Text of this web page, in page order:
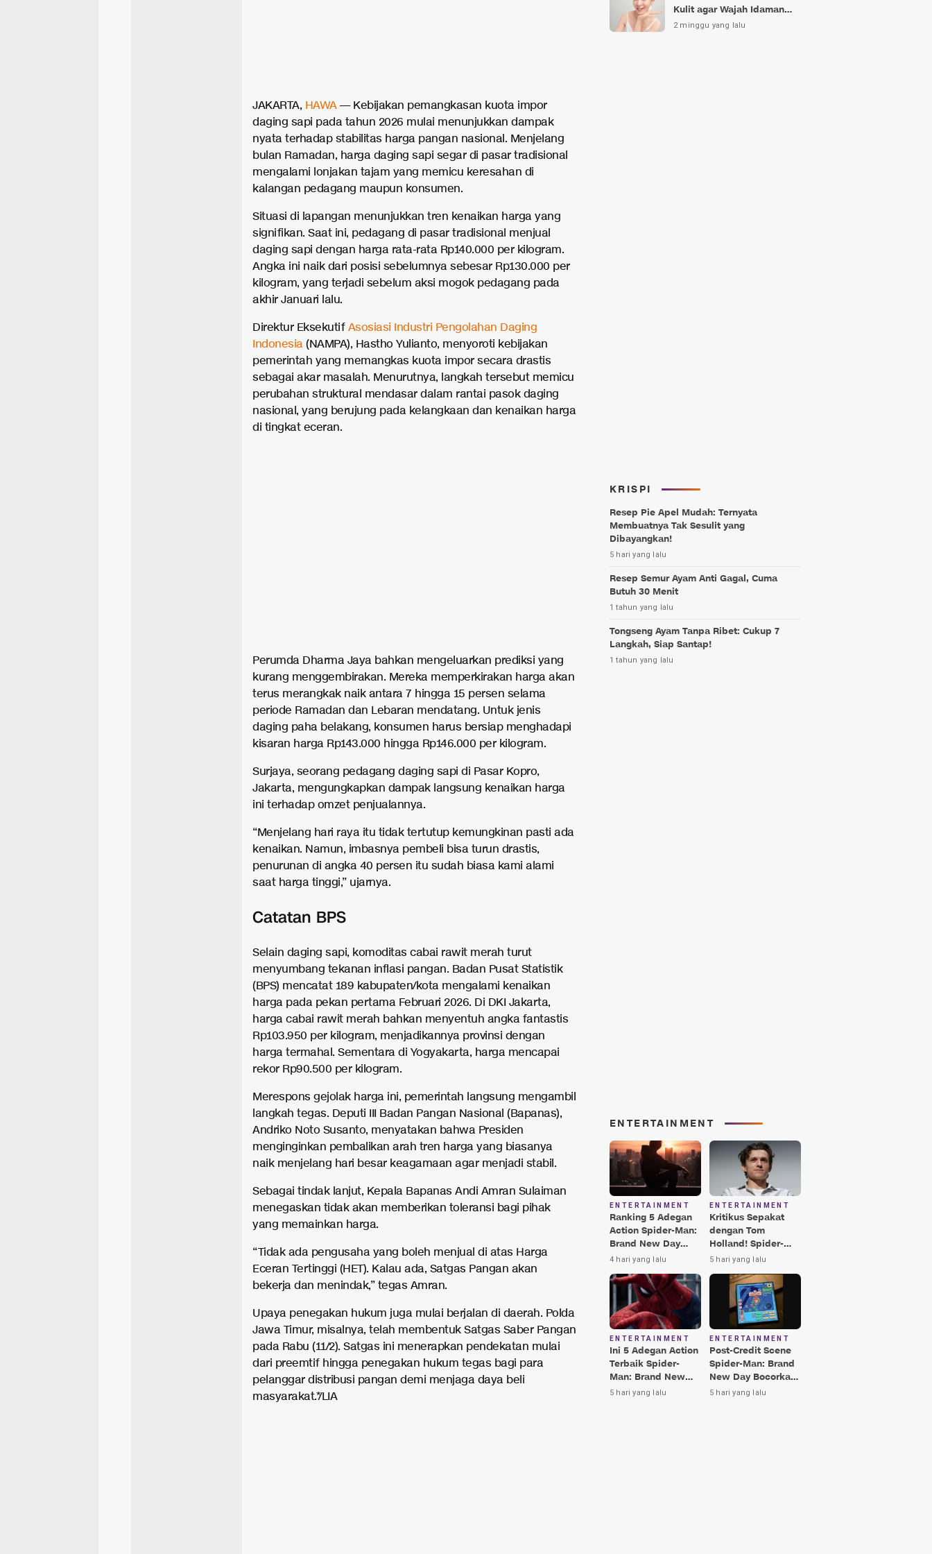
JAKARTA, HAWA— Kebijakan pemangkasan kuota impor
daging sapi pada tahun 2026 mulai menunjukkan dampak
nyata terhadap stabilitas harga pangan nasional. Menjelang
bulan Ramadan, harga daging sapi segar di pasar tradisional
mengalami lonjakan tajam yang memicu keresahan di
kalangan pedagang maupun konsumen.
Situasi di lapangan menunjukkan tren kenaikan harga yang
signifikan. Saat ini, pedagang di pasar tradisional menjual
daging sapi dengan harga rata-rata Rp140.000 per kilogram.
Angka ini naik dari posisi sebelumnya sebesar Rp130.000 per
kilogram, yang terjadi sebelum aksi mogok pedagang pada
akhir Januari lalu.
Direktur EksekutifAsosiasi Industri Pengolahan Daging
Indonesia (NAMPA), Hastho Yulianto, menyoroti kebijakan
pemerintah yang memangkas kuota impor secara drastis
sebagai akar masalah. Menurutnya, langkah tersebut memicu
perubahan struktural mendasar dalam rantai pasok daging
nasional, yang berujung pada kelangkaan dan kenaikan harga
di tingkat eceran.
Perumda Dharma Jaya bahkan mengeluarkan prediksi yang
kurang menggembirakan. Mereka memperkirakan harga akan
terus merangkak naik antara 7 hingga 15 persen selama
periode Ramadan dan Lebaran mendatang. Untuk jenis
daging paha belakang, konsumen harus bersiap menghadapi
kisaran harga Rp143.000 hingga Rp146.000 per kilogram.
Surjaya, seorang pedagang daging sapi di Pasar Kopro,
Jakarta, mengungkapkan dampak langsung kenaikan harga
ini terhadap omzet penjualannya.
“Menjelang hari raya itu tidak tertutup kemungkinan pasti ada
kenaikan. Namun, imbasnya pembeli bisa turun drastis,
penurunan di angka 40 persen itu sudah biasa kami alami
saat harga tinggi,” ujarnya.
Catatan BPS
Selain daging sapi, komoditas cabai rawit merah turut
menyumbang tekanan inflasi pangan. Badan Pusat Statistik
(BPS) mencatat 189 kabupaten/kota mengalami kenaikan
harga pada pekan pertama Februari 2026. Di DKI Jakarta,
harga cabai rawit merah bahkan menyentuh angka fantastis
Rp103.950 per kilogram, menjadikannya provinsi dengan
harga termahal. Sementara di Yogyakarta, harga mencapai
rekor Rp90.500 per kilogram.
Merespons gejolak harga ini, pemerintah langsung mengambil
langkah tegas. Deputi III Badan Pangan Nasional (Bapanas),
Andriko Noto Susanto, menyatakan bahwa Presiden
menginginkan pembalikan arah tren harga yang biasanya
naik menjelang hari besar keagamaan agar menjadi stabil.
Sebagai tindak lanjut, Kepala Bapanas Andi Amran Sulaiman
menegaskan tidak akan memberikan toleransi bagi pihak
yang memainkan harga.
“Tidak ada pengusaha yang boleh menjual di atas Harga
Eceran Tertinggi (HET). Kalau ada, Satgas Pangan akan
bekerja dan menindak,” tegas Amran.
Upaya penegakan hukum juga mulai berjalan di daerah. Polda
Jawa Timur, misalnya, telah membentuk Satgas Saber Pangan
pada Rabu (11/2). Satgas ini menerapkan pendekatan mulai
dari preemtif hingga penegakan hukum tegas bagi para
pelanggar distribusi pangan demi menjaga daya beli
masyarakat.*/LIA
Kulit agar Wajah Idaman
Bukan Sekadar Mimpi
2 minggu yang lalu
KRISPI
Resep Pie Apel Mudah: Ternyata
Membuatnya Tak Sesulit yang
Dibayangkan!
5 hari yang lalu
Resep Semur Ayam Anti Gagal, Cuma
Butuh 30 Menit
1 tahun yang lalu
Tongseng Ayam Tanpa Ribet: Cukup 7
Langkah, Siap Santap!
1 tahun yang lalu
ENTERTAINMENT
ENTERTAINMENT
Ranking 5 Adegan
Action Spider-Man:
Brand New Day
Terbaik, Nomor 3
4 hari yang lalu
ENTERTAINMENT
Kritikus Sepakat
dengan Tom
Holland! Spider-
Man: Brand New
Terbaik Era MCU
5 hari yang lalu
ENTERTAINMENT
Ini 5 Adegan Action
Terbaik Spider-
Man: Brand New
Day, Ada Hulk vs
5 hari yang lalu
ENTERTAINMENT
Post-Credit Scene
Spider-Man: Brand
New Day Bocorkan
Lokasi Peter di Luar
5 hari yang lalu